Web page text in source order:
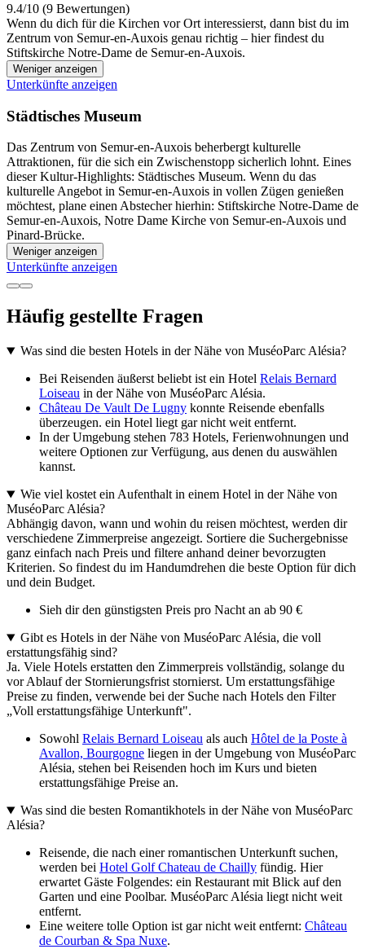
9.4/10 (9 Bewertungen)
Wenn du dich für die Kirchen vor Ort interessierst, dann bist du im
Zentrum von Semur-en-Auxois genau richtig – hier findest du
Stiftskirche Notre-Dame de Semur-en-Auxois.
Weniger anzeigen
Unterkünfte anzeigen
Städtisches Museum
Das Zentrum von Semur-en-Auxois beherbergt kulturelle
Attraktionen, für die sich ein Zwischenstopp sicherlich lohnt. Eines
dieser Kultur-Highlights: Städtisches Museum. Wenn du das
kulturelle Angebot in Semur-en-Auxois in vollen Zügen genießen
möchtest, plane einen Abstecher hierhin: Stiftskirche Notre-Dame de
Semur-en-Auxois, Notre Dame Kirche von Semur-en-Auxois und
Pinard-Brücke.
Weniger anzeigen
Unterkünfte anzeigen
Häufig gestellte Fragen
Was sind die besten Hotels in der Nähe von MuséoParc Alésia?
Bei Reisenden äußerst beliebt ist ein Hotel Relais Bernard
Loiseau in der Nähe von MuséoParc Alésia.
Château De Vault De Lugny konnte Reisende ebenfalls
überzeugen. ein Hotel liegt gar nicht weit entfernt.
In der Umgebung stehen 783 Hotels, Ferienwohnungen und
weitere Optionen zur Verfügung, aus denen du auswählen
kannst.
Wie viel kostet ein Aufenthalt in einem Hotel in der Nähe von
MuséoParc Alésia?
Abhängig davon, wann und wohin du reisen möchtest, werden dir
verschiedene Zimmerpreise angezeigt. Sortiere die Suchergebnisse
ganz einfach nach Preis und filtere anhand deiner bevorzugten
Kriterien. So findest du im Handumdrehen die beste Option für dich
und dein Budget.
Sieh dir den günstigsten Preis pro Nacht an ab 90 €
Gibt es Hotels in der Nähe von MuséoParc Alésia, die voll
erstattungsfähig sind?
Ja. Viele Hotels erstatten den Zimmerpreis vollständig, solange du
vor Ablauf der Stornierungsfrist stornierst. Um erstattungsfähige
Preise zu finden, verwende bei der Suche nach Hotels den Filter
„Voll erstattungsfähige Unterkunft".
Sowohl Relais Bernard Loiseau als auch Hôtel de la Poste à
Avallon, Bourgogne liegen in der Umgebung von MuséoParc
Alésia, stehen bei Reisenden hoch im Kurs und bieten
erstattungsfähige Preise an.
Was sind die besten Romantikhotels in der Nähe von MuséoParc
Alésia?
Reisende, die nach einer romantischen Unterkunft suchen,
werden bei Hotel Golf Chateau de Chailly fündig. Hier
erwartet Gäste Folgendes: ein Restaurant mit Blick auf den
Garten und eine Poolbar. MuséoParc Alésia liegt nicht weit
entfernt.
Eine weitere tolle Option ist gar nicht weit entfernt: Château
de Courban & Spa Nuxe.